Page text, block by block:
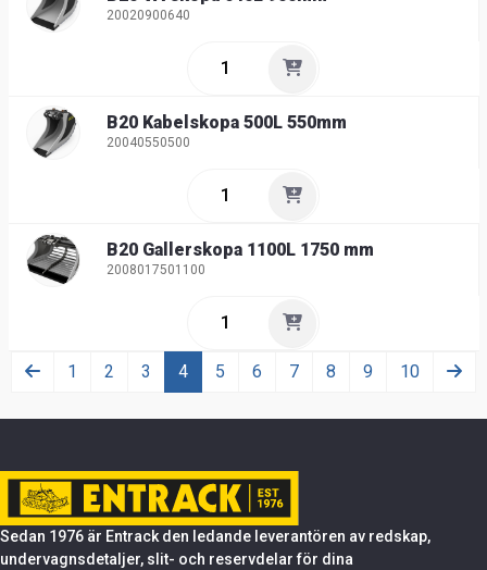
20020900640
B20 Kabelskopa 500L 550mm
20040550500
B20 Gallerskopa 1100L 1750 mm
2008017501100
1 2 3 4 5 6 7 8 9 10
Sedan 1976 är Entrack den ledande leverantören av redskap,
undervagnsdetaljer, slit- och reservdelar för dina